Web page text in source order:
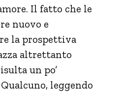
Il fatto che le
nuovo e
la prospettiva
altrettanto
un po’
Qualcuno, leggendo